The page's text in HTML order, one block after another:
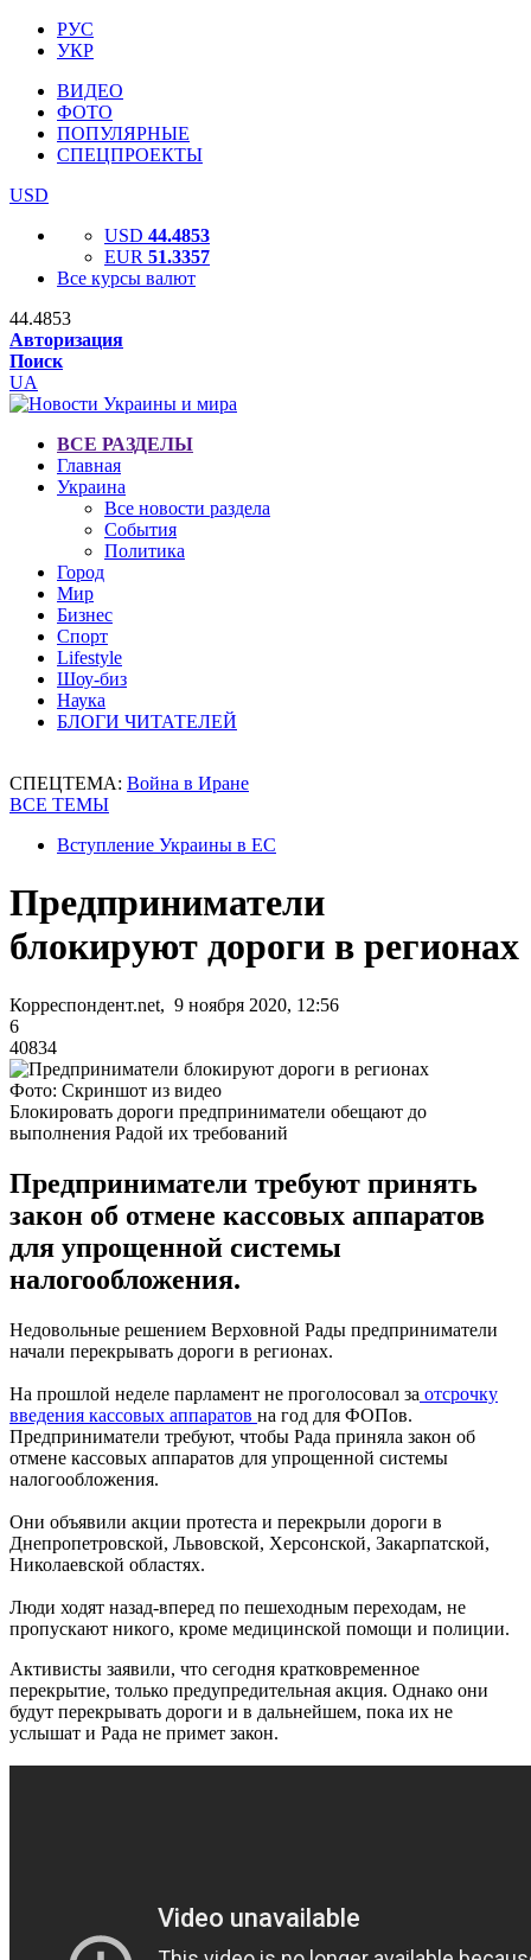
РУС
УКР
ВИДЕО
ФОТО
ПОПУЛЯРНЫЕ
СПЕЦПРОЕКТЫ
USD
USD 44.4853
EUR 51.3357
Все курсы валют
44.4853
Авторизация
Поиск
UA
ВСЕ РАЗДЕЛЫ
Главная
Украина
Все новости раздела
События
Политика
Город
Мир
Бизнес
Спорт
Lifestyle
Шоу-биз
Наука
БЛОГИ ЧИТАТЕЛЕЙ
СПЕЦТЕМА: Война в Иране
ВСЕ ТЕМЫ
Вступление Украины в ЕС
Предприниматели
блокируют дороги в регионах
Корреспондент.net, 9 ноября 2020, 12:56
6
40834
Фото: Скриншот из видео
Блокировать дороги предприниматели обещают до
выполнения Радой их требований
Предприниматели требуют принять
закон об отмене кассовых аппаратов
для упрощенной системы
налогообложения.
Недовольные решением Верховной Рады предприниматели
начали перекрывать дороги в регионах.
На прошлой неделе парламент не проголосовал за отсрочку
введения кассовых аппаратов на год для ФОПов.
Предприниматели требуют, чтобы Рада приняла закон об
отмене кассовых аппаратов для упрощенной системы
налогообложения.
Они объявили акции протеста и перекрыли дороги в
Днепропетровской, Львовской, Херсонской, Закарпатской,
Николаевской областях.
Люди ходят назад-вперед по пешеходным переходам, не
пропускают никого, кроме медицинской помощи и полиции.
Активисты заявили, что сегодня кратковременное
перекрытие, только предупредительная акция. Однако они
будут перекрывать дороги и в дальнейшем, пока их не
услышат и Рада не примет закон.